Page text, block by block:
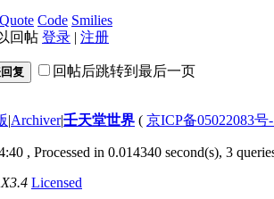
Quote Code Smilies
回帖 登录 | 注册
复 回帖后跳转到最后一页
|Archiver|壬天堂世界 ( 京ICP备05022083号
, Processed in 0.014340 second(s), 3
X3.4 Licensed